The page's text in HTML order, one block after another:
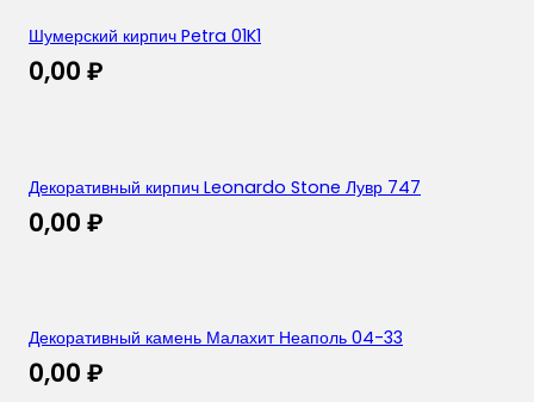
Шумерский кирпич Petra 01K1
0,00 ₽
Декоративный кирпич Leonardo Stone Лувр 747
0,00 ₽
Декоративный камень Малахит Неаполь 04-33
0,00 ₽